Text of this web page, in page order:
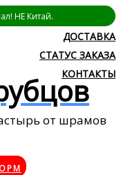
НЕ Китай.
ДОСТАВКА
СТАТУС ЗАКАЗА
КОНТАКТЫ
от шрамов